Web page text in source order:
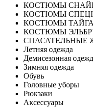
КОСТЮМЫ
КОСТЮМЫ
КОСТЮМЫ ТАЙГА
КОСТЮМЫ
СПАСАТЕЛЬНЫЕ
Летняя одежда
Демисезонная
Зимняя одежда
Обувь
Головные уборы
Рюкзаки
Аксессуары